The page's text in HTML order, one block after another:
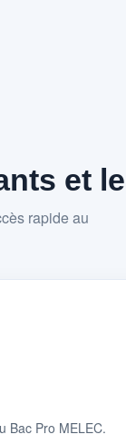
et
rapide au
Bac Pro MELEC.